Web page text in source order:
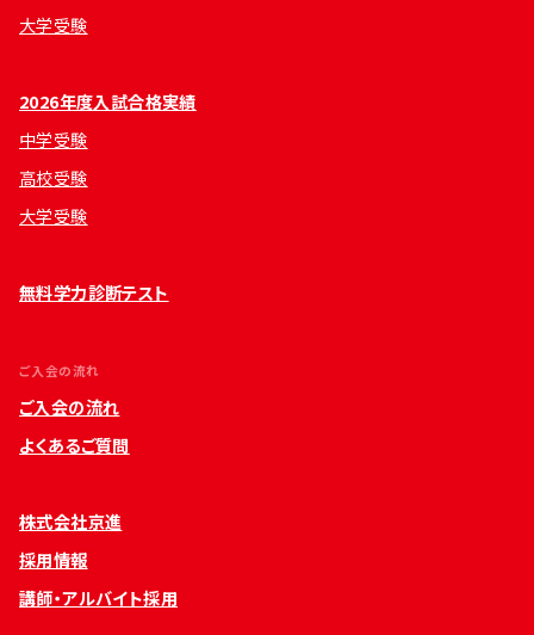
大学受験
2026年度入試合格実績
中学受験
高校受験
大学受験
無料学力診断テスト
ご入会の流れ
ご入会の流れ
よくあるご質問
株式会社京進
採用情報
講師・アルバイト採用